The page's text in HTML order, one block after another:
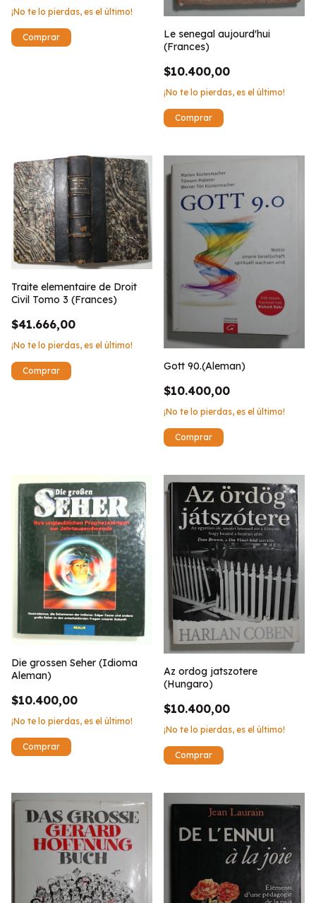
¡No te lo pierdas, es el último!
Le senegal aujourd'hui
(Frances)
$10.400,00
¡No te lo pierdas, es el último!
Traite elementaire de Droit
Civil Tomo 3 (Frances)
$41.666,00
¡No te lo pierdas, es el último!
Gott 90.(Aleman)
$10.400,00
¡No te lo pierdas, es el último!
Die grossen Seher (Idioma
Aleman)
$10.400,00
¡No te lo pierdas, es el último!
Az ordog jatszotere
(Hungaro)
$10.400,00
¡No te lo pierdas, es el último!